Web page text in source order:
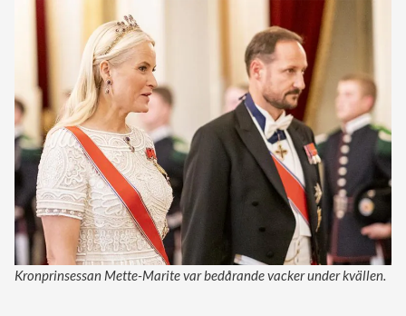
Kronprinsessan Mette-Marite var bedårande vacker under kvällen.